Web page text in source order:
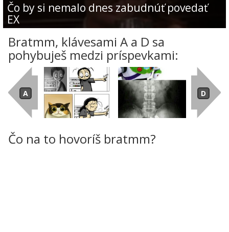
Čo by si nemalo dnes zabudnúť povedať
EX
Bratmm, klávesami A a D sa
pohybuješ medzi príspevkami:
Čo na to hovoríš bratmm?